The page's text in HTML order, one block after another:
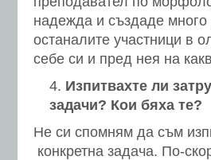
надежда и създаде
останалите участници в
себе си и пред нея на
Изпитвахте ли
задачи? Кои бяха те?
Не си спомням да съм
конкретна задача. По-